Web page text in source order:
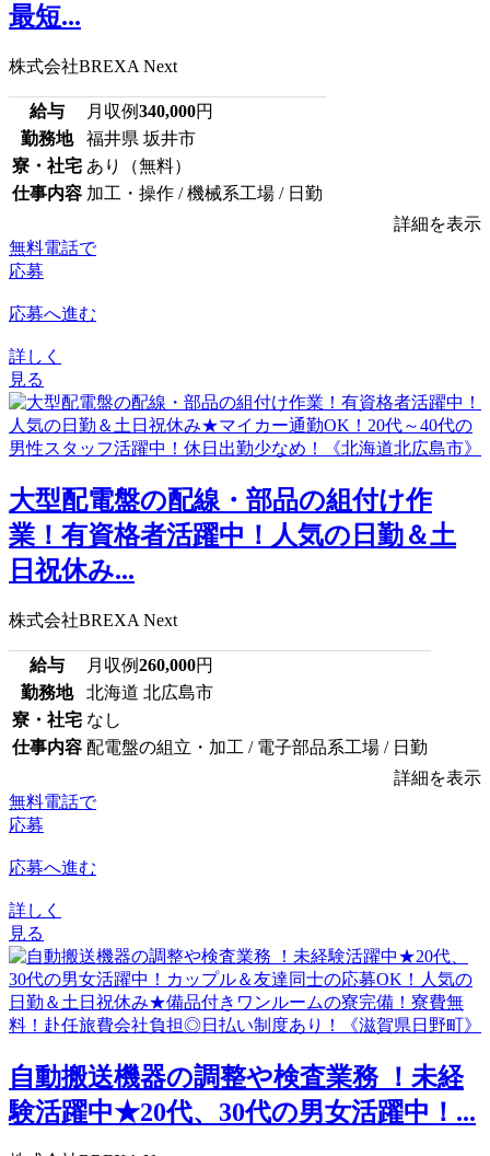
最短...
株式会社BREXA Next
給与 月収例340,000円
勤務地
福井県 坂井市
寮・社宅 あり（無料）
仕事内容 加工・操作 / 機械系工場 / 日勤
詳細を表示
無料電話で
応募
応募へ進む
詳しく
見る
大型配電盤の配線・部品の組付け作
業！有資格者活躍中！人気の日勤＆土
日祝休み...
株式会社BREXA Next
給与 月収例260,000円
勤務地
北海道 北広島市
寮・社宅 なし
仕事内容 配電盤の組立・加工 / 電子部品系工場 / 日勤
詳細を表示
無料電話で
応募
応募へ進む
詳しく
見る
自動搬送機器の調整や検査業務 ！未経
験活躍中★20代、30代の男女活躍中！...